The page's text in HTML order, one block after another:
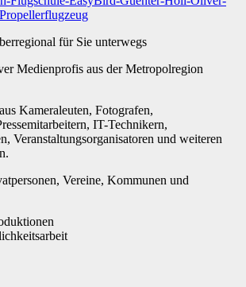
für Sie unterwegs
Medienprofis aus der Metropolregion
Kameraleuten, Fotografen,
IT-Technikern,
Veranstaltungsorganisatoren und weiteren
Vereine, Kommunen und